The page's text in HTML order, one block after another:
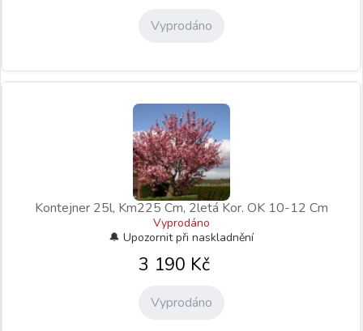
Vyprodáno
Kontejner 25l, Km225 Cm, 2letá Kor. OK 10-12 Cm
Vyprodáno
3 190 Kč
Vyprodáno